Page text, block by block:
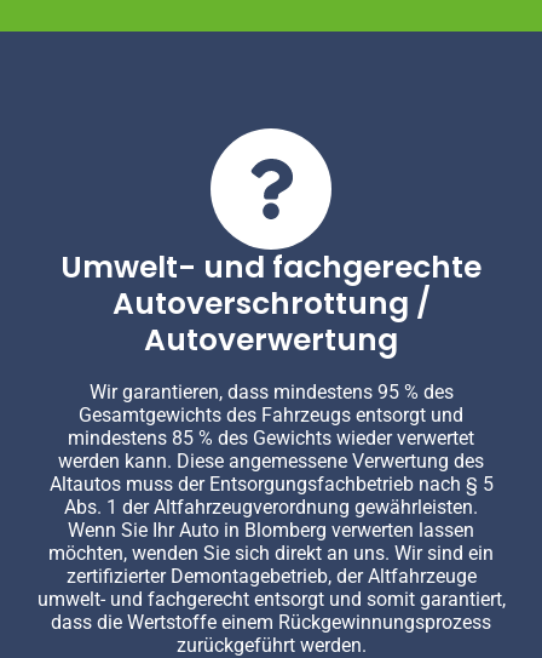
Umwelt- und fachgerechte
Autoverschrottung /
Autoverwertung
Wir garantieren, dass mindestens 95 % des
Gesamtgewichts des Fahrzeugs entsorgt und
mindestens 85 % des Gewichts wieder verwertet
werden kann. Diese angemessene Verwertung des
Altautos muss der Entsorgungsfachbetrieb nach § 5
Abs. 1 der Altfahrzeugverordnung gewährleisten.
Wenn Sie Ihr Auto in Blomberg verwerten lassen
möchten, wenden Sie sich direkt an uns. Wir sind ein
zertifizierter Demontagebetrieb, der Altfahrzeuge
umwelt- und fachgerecht entsorgt und somit garantiert,
dass die Wertstoffe einem Rückgewinnungsprozess
zurückgeführt werden.